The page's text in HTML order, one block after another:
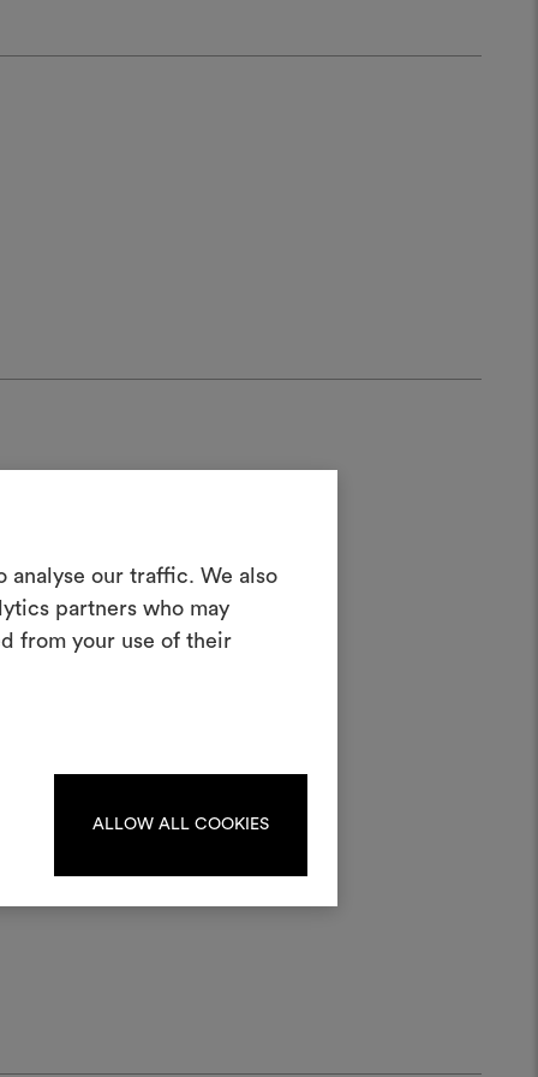
analyse our traffic. We also
partners who may
from your use of their
ALLOW ALL COOKIES
pour donner vie à vos idées et
S'IDENTIFIER